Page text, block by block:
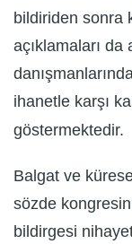
bildiriden sonra
açıklamaları da
ihanetle karşı
göstermektedir.
Balgat ve
sözde
bildirgesi